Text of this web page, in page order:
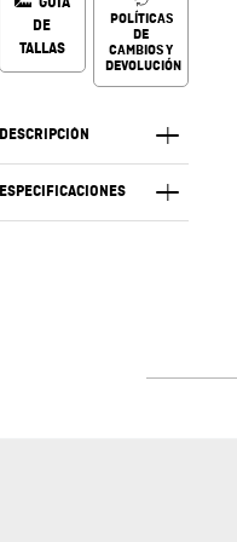
DE
TALLAS
POLÍTICAS
DE
CAMBIOS Y
DEVOLUCIÓN
DESCRIPCIÓN
ESPECIFICACIONES